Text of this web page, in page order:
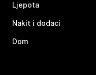
Ljepota
Nakit i dodaci
Dom